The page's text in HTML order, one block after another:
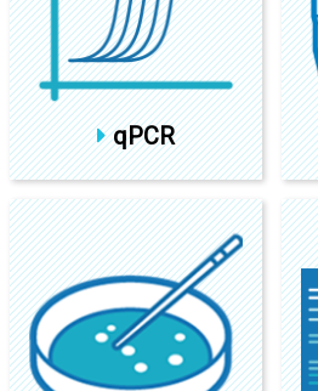
qPCR